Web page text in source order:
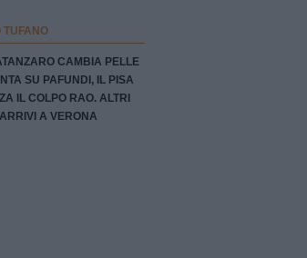
TUFANO
CAMBIA PELLE
SU PAFUNDI, IL PISA
IL COLPO RAO. ALTRI
A VERONA